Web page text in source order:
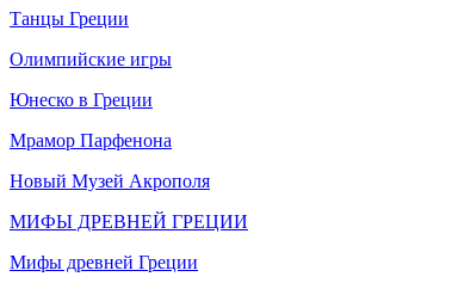
Танцы Греции
Олимпийские игры
Юнеско в Греции
Мрамор Парфенона
Новый Музей Акрополя
МИФЫ ДРЕВНЕЙ ГРЕЦИИ
Мифы древней Греции